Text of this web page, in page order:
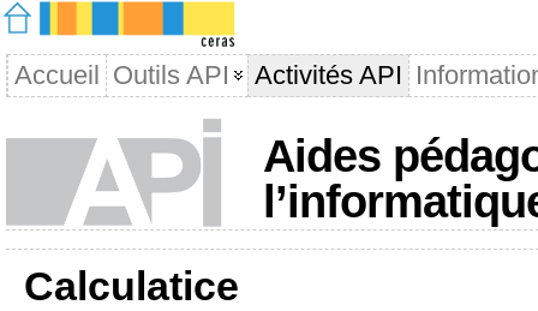
Accueil Outils API Activités API
Aides
Calculatice